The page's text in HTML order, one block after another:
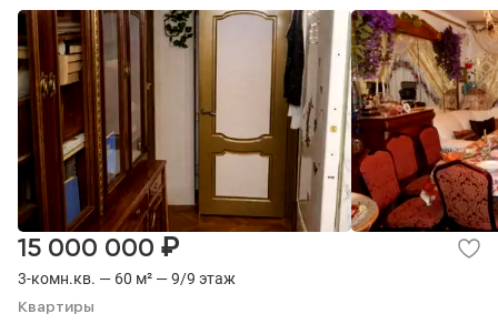
3-комн.кв. — 60 м² — 9/9 этаж
Квартиры
15 000 000 ₽